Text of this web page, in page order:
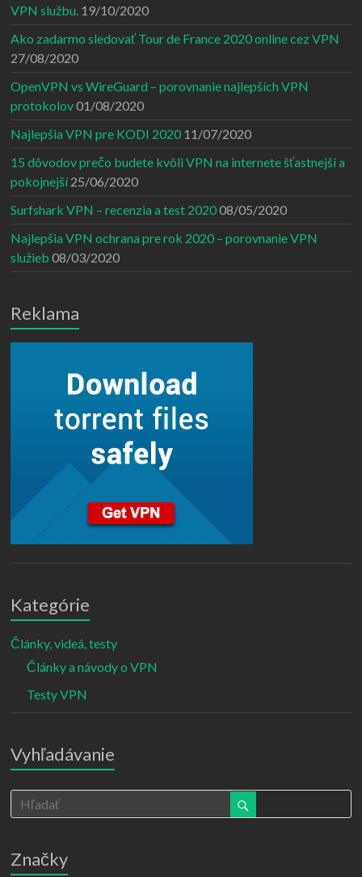
VPN službu. 19/10/2020
Ako zadarmo sledovať Tour de France 2020 online cez VPN
27/08/2020
OpenVPN vs WireGuard – porovnanie najlepších VPN
protokolov01/08/2020
Najlepšia VPN pre KODI 2020 11/07/2020
15 dôvodov prečo budete kvôli VPN na internete šťastnejší a
pokojnejší25/06/2020
Surfshark VPN – recenzia a test 202008/05/2020
Najlepšia VPN ochrana pre rok 2020 – porovnanie VPN
služieb 08/03/2020
Reklama
Kategórie
Články, videá, testy
Články a návody o VPN
Testy VPN
Vyhľadávanie
Značky